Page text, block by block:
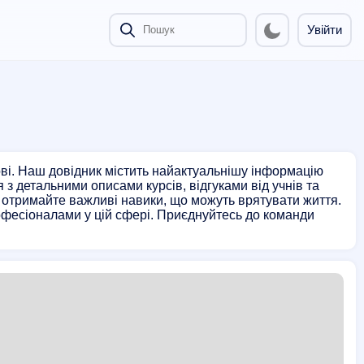
Увійти
Наш довідник містить найактуальнішу інформацію
детальними описами курсів, відгуками від учнів та
важливі навики, що можуть врятувати життя.
у цій сфері. Приєднуйтесь до команди